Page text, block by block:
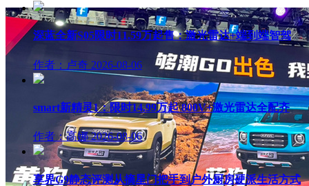
深蓝全新S05限时11.59万起售：激光雷达+端到端智驾
作者：卢奇 2026-08-06
smart新精灵1：限时14.99万起 800V+激光雷达全配齐
作者：高娜 2026-08-06
享界G9静态评测从摘星门把手到户外厨房硬派生活方式